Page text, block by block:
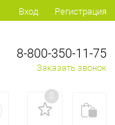
Вход Регистрация
8-800-350-11-75
Заказать звонок
0